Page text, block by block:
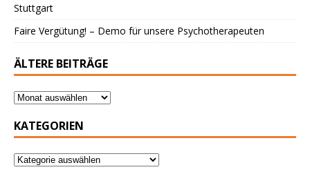
Stuttgart
Faire Vergütung! – Demo für unsere Psychotherapeuten
ÄLTERE BEITRÄGE
KATEGORIEN